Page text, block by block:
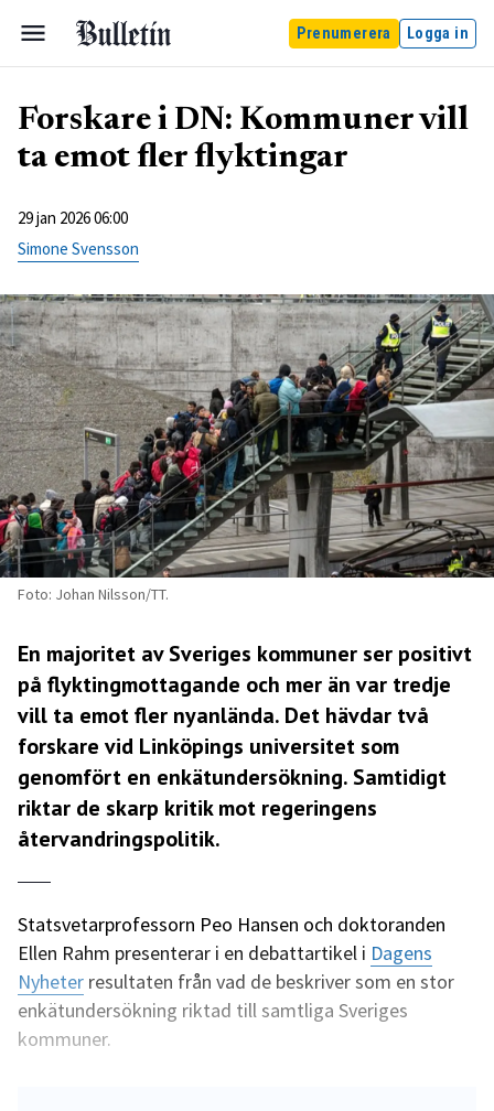
Prenumerera Logga in
Forskare i DN: Kommuner vill
ta emot fler flyktingar
29 jan 2026 06:00
Simone Svensson
Foto: Johan Nilsson/TT.
En majoritet av Sveriges kommuner ser positivt
på flyktingmottagande och mer än var tredje
vill ta emot fler nyanlända. Det hävdar två
forskare vid Linköpings universitet som
genomfört en enkätundersökning. Samtidigt
riktar de skarp kritik mot regeringens
återvandringspolitik.
Statsvetarprofessorn Peo Hansen och doktoranden
Ellen Rahm presenterar i en debattartikel i Dagens
Nyheter resultaten från vad de beskriver som en stor
enkätundersökning riktad till samtliga Sveriges
kommuner.